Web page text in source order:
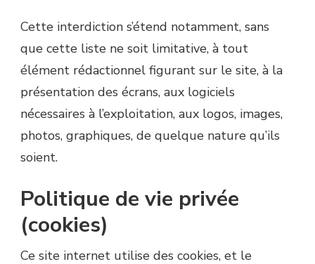
Cette interdiction s’étend notamment, sans
que cette liste ne soit limitative, à tout
élément rédactionnel figurant sur le site, à la
présentation des écrans, aux logiciels
nécessaires à l’exploitation, aux logos, images,
photos, graphiques, de quelque nature qu’ils
soient.
Politique de vie privée
(cookies)
Ce site internet utilise des cookies, et le